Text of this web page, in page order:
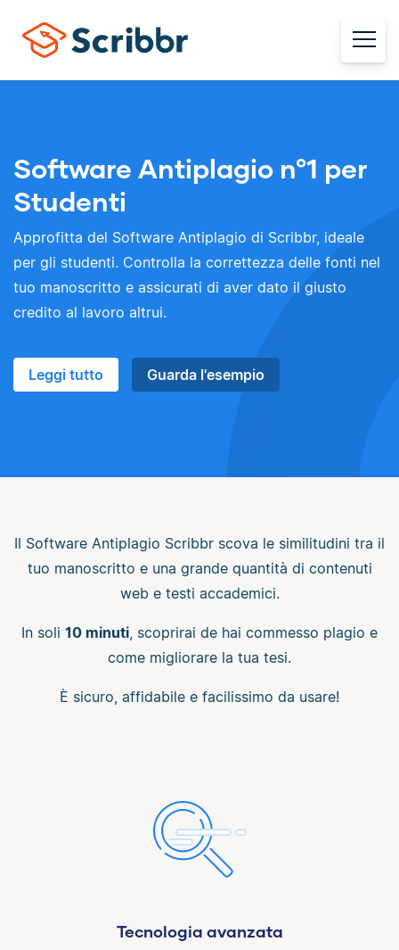
Software Antiplagio n°1 per
Studenti
Approfitta del Software Antiplagio di Scribbr, ideale
per gli studenti. Controlla la correttezza delle fonti nel
tuo manoscritto e assicurati di aver dato il giusto
credito al lavoro altrui.
Leggi tutto Guarda l'esempio
Il Software Antiplagio Scribbr scova le similitudini tra il
tuo manoscritto e una grande quantità di contenuti
web e testi accademici.
In soli 10 minuti, scoprirai de hai commesso plagio e
come migliorare la tua tesi.
È sicuro, affidabile e facilissimo da usare!
Tecnologia avanzata